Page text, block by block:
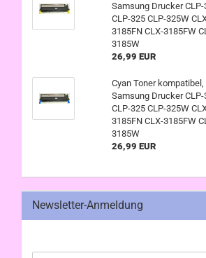
Samsung Drucker CLP-
CLP-325 CLP-325W
3185FN CLX-3185FW
3185W
26,99 EUR
Cyan Toner
Samsung Drucker CLP-
CLP-325 CLP-325W
3185FN CLX-3185FW
3185W
26,99 EUR
Newsletter-Anmeldung